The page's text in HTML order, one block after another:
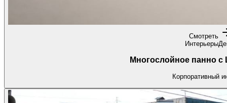
Смотреть
Интерьеры
Многослойное панно с
Корпоративный